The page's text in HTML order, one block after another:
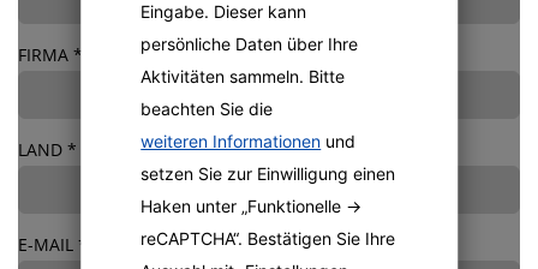
FIRMA *
LAND *
E-MAIL *
Eingabe. Dieser kann
persönliche Daten über Ihre
Aktivitäten sammeln. Bitte
beachten Sie die
weiteren Informationen und
setzen Sie zur Einwilligung einen
Haken unter „Funktionelle ->
reCAPTCHA“. Bestätigen Sie Ihre